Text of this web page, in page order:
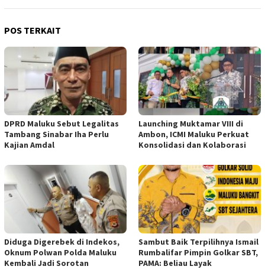
POS TERKAIT
DPRD Maluku Sebut Legalitas
Tambang Sinabar Iha Perlu
Kajian Amdal
Launching Muktamar VIII di
Ambon, ICMI Maluku Perkuat
Konsolidasi dan Kolaborasi
Diduga Digerebek di Indekos,
Oknum Polwan Polda Maluku
Kembali Jadi Sorotan
Sambut Baik Terpilihnya Ismail
Rumbalifar Pimpin Golkar SBT,
PAMA: Beliau Layak